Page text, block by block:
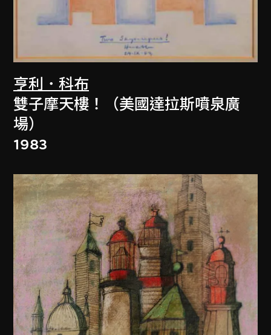
亨利．科布
雙子摩天樓！（美國達拉斯噴泉廣
場）
1983